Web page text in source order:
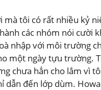
tôi có rất nhiều kỷ
các nhóm nói cười
nhập với môi trường
một ngày tựu trường.
chưa hẳn cho lắm vì
đến lớp dùm.